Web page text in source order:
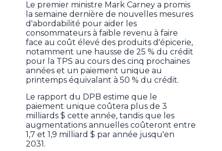
Le premier ministre Mark Carney a promis
la semaine dernière de nouvelles mesures
d'abordabilité pour aider les
consommateurs à faible revenu à faire
face au coût élevé des produits d'épicerie,
notamment une hausse de 25 % du crédit
pour la TPS au cours des cinq prochaines
années et un paiement unique au
printemps équivalant à 50 % du crédit.
Le rapport du DPB estime que le
paiement unique coûtera plus de 3
milliards $ cette année, tandis que les
augmentations annuelles coûteront entre
1,7 et 1,9 milliard $ par année jusqu'en
2031.